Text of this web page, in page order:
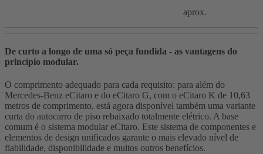
aprox.
De curto a longo de uma só peça fundida - as vantagens do
princípio modular.
O comprimento adequado para cada requisito: para além do
Mercedes-Benz eCitaro e do eCitaro G, com o eCitaro K de 10,63
metros de comprimento, está agora disponível também uma variante
curta do autocarro de piso rebaixado totalmente elétrico. A base
comum é o sistema modular eCitaro. Este sistema de componentes e
elementos de design unificados garante o mais elevado nível de
fiabilidade, disponibilidade e muitos outros benefícios.